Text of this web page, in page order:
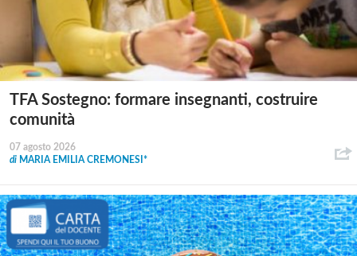
TFA Sostegno: formare insegnanti, costruire
comunità
07 agosto 2026
di MARIA EMILIA CREMONESI*